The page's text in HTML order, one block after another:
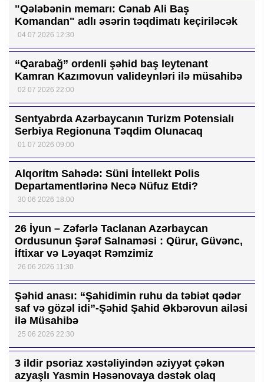
"Qələbənin memarı: Cənab Ali Baş
Komandan" adlı əsərin təqdimatı keçiriləcək
04 07 2026 12:30
“Qarabağ” ordenli şəhid baş leytenant
Kamran Kazımovun valideynləri ilə müsahibə
02 07 2026 22:00
Sentyabrda Azərbaycanın Turizm Potensialı
Serbiya Regionuna Təqdim Olunacaq
01 07 2026 09:00
Alqoritm Sahədə: Süni İntellekt Polis
Departamentlərinə Necə Nüfuz Etdi?
30 06 2026 18:00
26 İyun – Zəfərlə Taclanan Azərbaycan
Ordusunun Şərəf Salnaməsi : Qürur, Güvənc,
İftixar və Ləyaqət Rəmzimiz
26 06 2026 11:30
Şəhid anası: “Şahidimin ruhu da təbiət qədər
saf və gözəl idi”-Şəhid Şahid Əkbərovun ailəsi
ilə Müsahibə
25 06 2026 22:30
3 ildir psoriaz xəstəliyindən əziyyət çəkən
azyaşlı Yasmin Həsənovaya dəstək olaq